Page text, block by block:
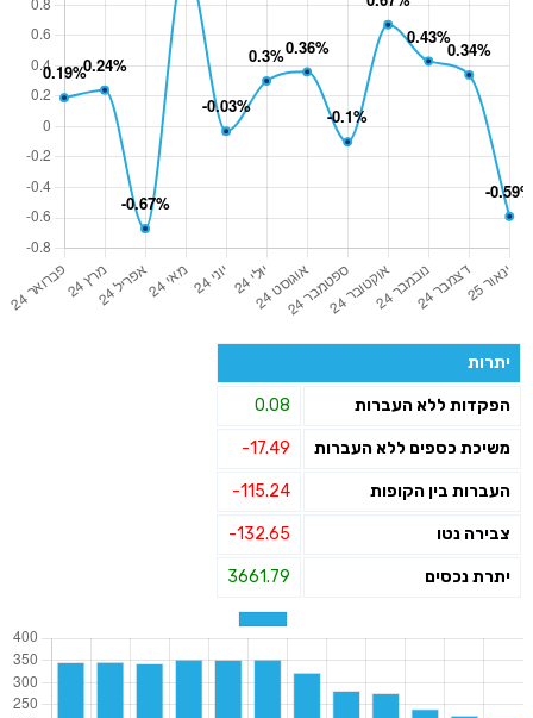
יתרות
הפקדות ללא העברות 0.08
משיכת כספים ללא העברות -17.49
העברות בין הקופות -115.24
צבירה נטו -132.65
יתרת נכסים 3661.79